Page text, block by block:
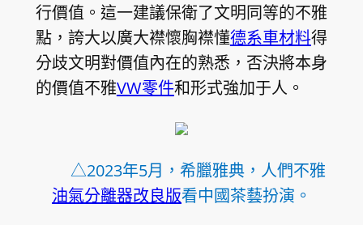
行價值。這一建議保衛了文明同等的不雅
點，誇大以廣大襟懷胸襟懂德系車材料得
分歧文明對價值內在的熟悉，否決將本身
的價值不雅VW零件和形式強加于人。
△2023年5月，希臘雅典，人們不雅
油氣分離器改良版看中國茶藝扮演。